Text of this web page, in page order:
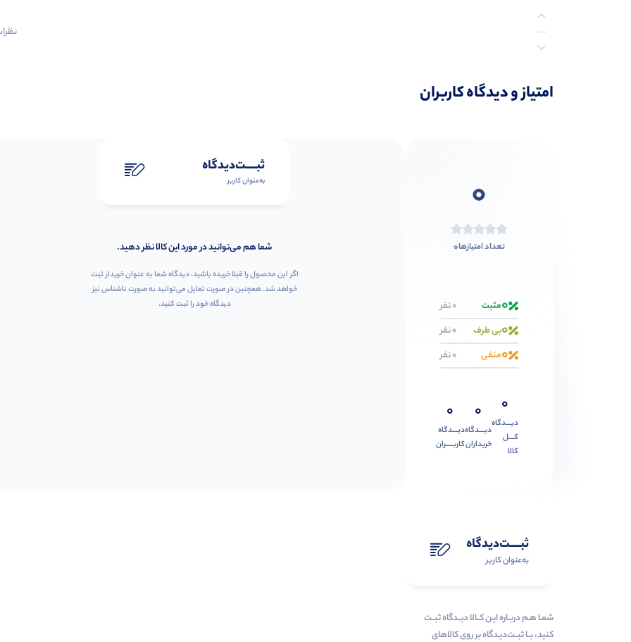
نظرات (0)
امتیاز و دیدگاه کاربران
0
تعداد امتیازها0
0مثبت 0 نفر
0بی طرف 0 نفر
0منفی 0 نفر
0
دیــــدگاه
کــــل
کالا
0
دیــــدگاه
خریداران
0
دیــــدگاه
کاربـــــران
ثبـــــت‌دیدگاه
به‌عنوان کاربر
شمـا هـم دربـاره ایـن کــالا دیــدگاه ثبــت
کنید، بــا ثبــت‌دیـدگاه بر روی کالاهای
ثبـــــت‌دیدگاه
به‌عنوان کاربر
شما هم می‌توانید در مورد این کالا نظر دهید.
اگر این محصول را قبلا خریده باشید، دیدگاه شما به عنوان خریدار ثبت
خواهد شد. همچنین در صورت تمایل می‌توانید به صورت ناشناس نیز
دیدگاه خود را ثبت کنید.